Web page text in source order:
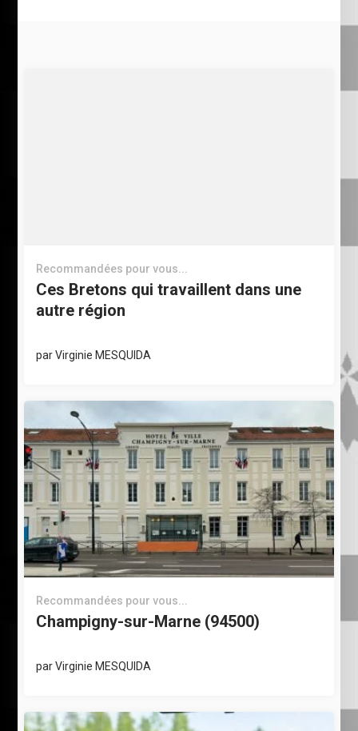
Recommandées pour vous...
Ces Bretons qui travaillent dans une
autre région
parVirginie MESQUIDA
Recommandées pour vous...
Champigny-sur-Marne (94500)
parVirginie MESQUIDA